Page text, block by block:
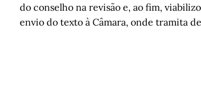
do conselho na revisão e, ao fim,
envio do texto à Câmara, onde tramita